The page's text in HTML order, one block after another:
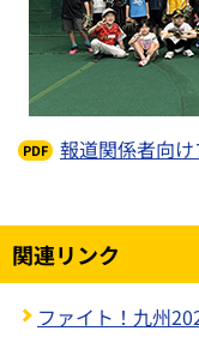
報道関係者向
関連リンク
ファイト！九州